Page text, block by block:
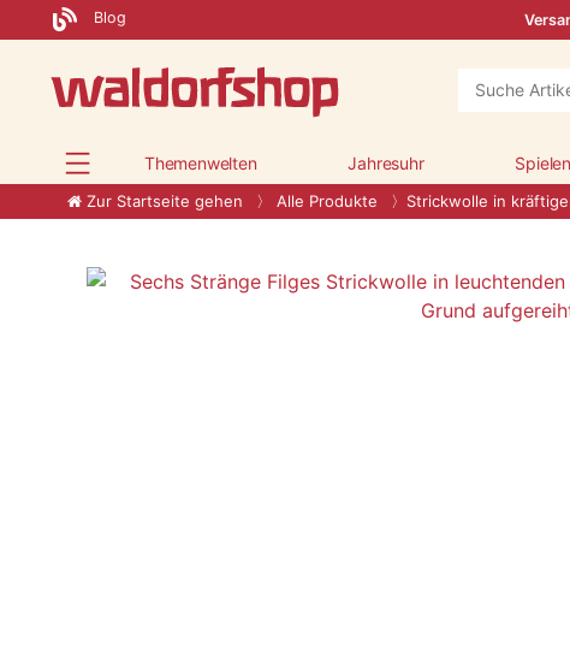
Blog
Themenwelten Jahresuhr Spielen
Zur Startseite gehen Alle Produkte Strickwolle in